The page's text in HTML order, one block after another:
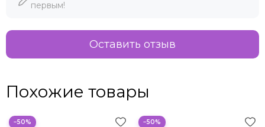
первым!
Оставить отзыв
Похожие товары
−50% −50%